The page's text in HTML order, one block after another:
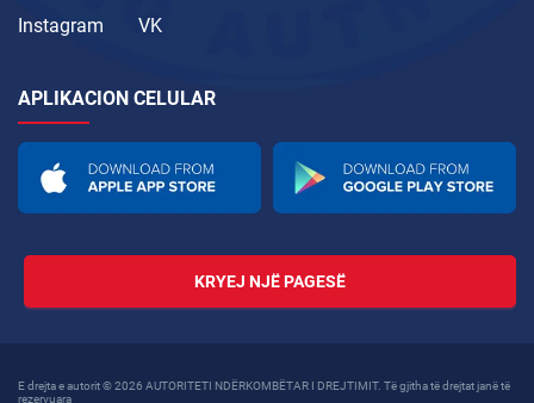
Instagram
VK
APLIKACION CELULAR
KRYEJ NJË PAGESË
E drejta e autorit © 2026 AUTORITETI NDËRKOMBËTAR I DREJTIMIT. Të gjitha të drejtat janë të
rezervuara